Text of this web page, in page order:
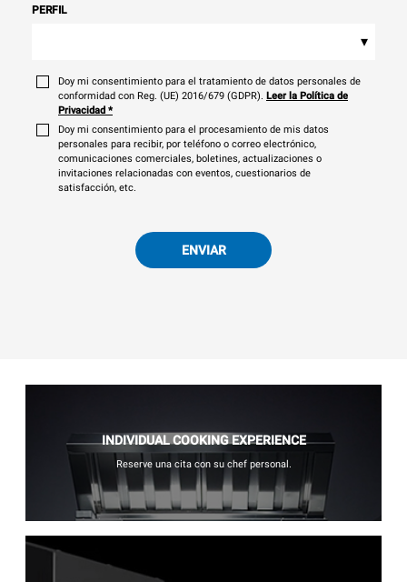
PERFIL
▾
Doy mi consentimiento para el tratamiento de datos personales de
conformidad con Reg. (UE) 2016/679 (GDPR). Leer la Política de
Privacidad *
Doy mi consentimiento para el procesamiento de mis datos
personales para recibir, por teléfono o correo electrónico,
comunicaciones comerciales, boletines, actualizaciones o
invitaciones relacionadas con eventos, cuestionarios de
satisfacción, etc.
ENVIAR
INDIVIDUAL COOKING EXPERIENCE
Reserve una cita con su chef personal.